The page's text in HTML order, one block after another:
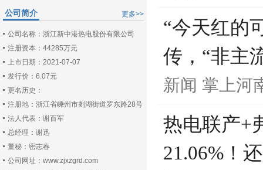
更多>>
公司简介
公司名称：浙江新中港热电股份有限公司
注册资本：44285万元
上市日期：2021-07-07
发行价：6.07元
更名历史：
注册地：浙江省嵊州市剡湖街道罗东路28号
法人代表：谢百军
总经理：谢迅
董秘：密志春
公司网址：www.zjxzgrd.com
“今天红的
传，“非主
新闻 掌上河
热电联产+
21.06%！